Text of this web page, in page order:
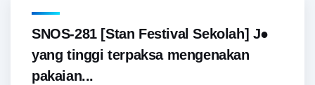
SNOS-281 [Stan Festival Sekolah] J●
yang tinggi terpaksa mengenakan
pakaian...